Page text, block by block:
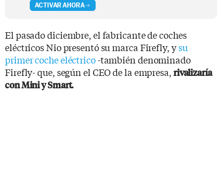
ACTIVAR AHORA
El pasado diciembre, el fabricante de coches
eléctricos Nio presentó su marca Firefly, ysu
primer coche eléctrico-también denominado
Firefly- que, según el CEO de la empresa, rivalizaría
con Mini y Smart.